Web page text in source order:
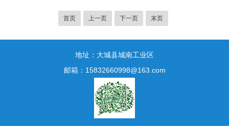
首页 上一页 下一页 末页
地址：大城县城南工业区
邮箱：15832660998@163.com